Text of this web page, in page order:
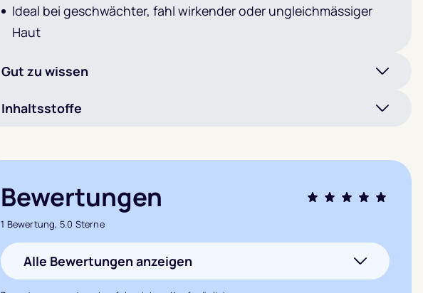
Ideal bei geschwächter, fahl wirkender oder ungleichmässiger
Haut
Gut zu wissen
Inhaltsstoffe
Bewertungen
basierend auf
1
1 Bewertung, 5.0 Sterne
Alle Bewertungen anzeigen